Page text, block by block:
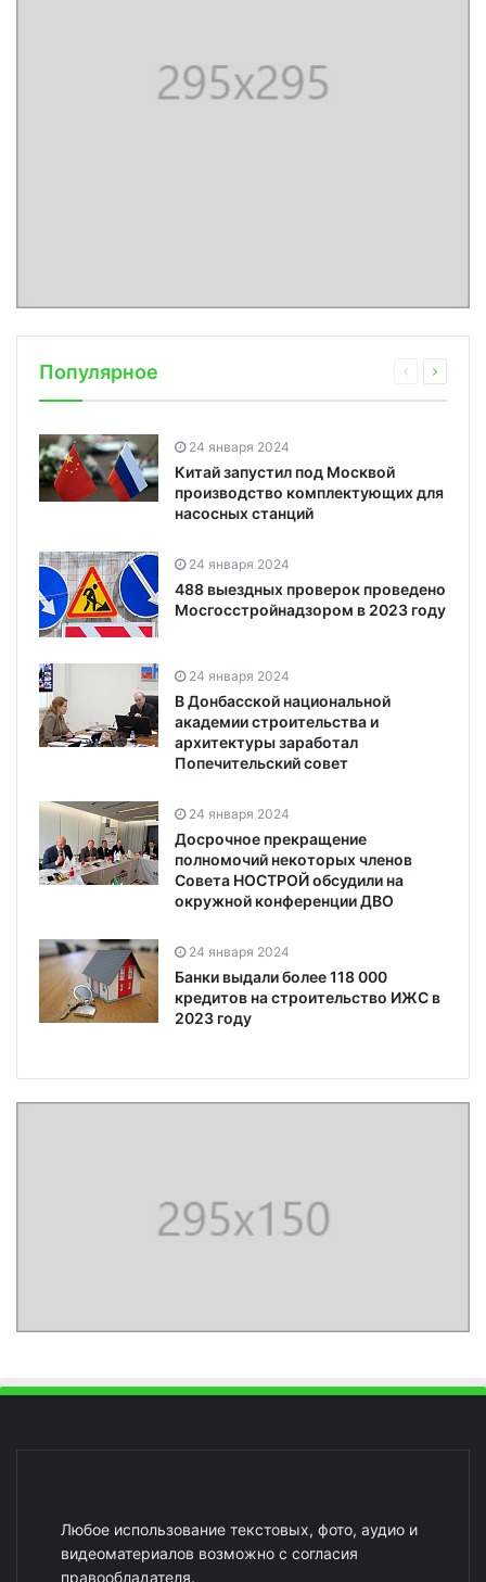
Популярное
24 января 2024
Китай запустил под Москвой
производство комплектующих для
насосных станций
24 января 2024
488 выездных проверок проведено
Мосгосстройнадзором в 2023 году
24 января 2024
В Донбасской национальной
академии строительства и
архитектуры заработал
Попечительский совет
24 января 2024
Досрочное прекращение
полномочий некоторых членов
Совета НОСТРОЙ обсудили на
окружной конференции ДВО
24 января 2024
Банки выдали более 118 000
кредитов на строительство ИЖС в
2023 году
Любое использование текстовых, фото, аудио и
видеоматериалов возможно с согласия
правообладателя.